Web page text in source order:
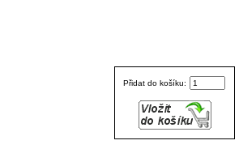
Přidat do košíku: